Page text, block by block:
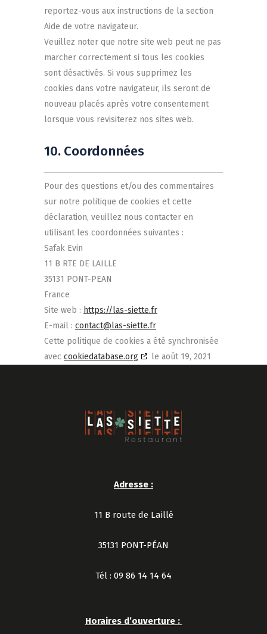
reportez-vous aux instructions de la section
Aide de votre navigateur.
Veuillez noter que notre site web peut ne pas
marcher correctement si tous les cookies
sont désactivés. Si vous supprimez les
cookies dans votre navigateur, ils seront de
nouveau placés après votre consentement
lorsque vous revisiterez nos sites web.
10. Coordonnées
Pour des questions et/ou des commentaires
sur notre politique de cookies et cette
déclaration, veuillez nous contacter en
utilisant les coordonnées suivantes :
Safak Evin
11 B RTE DE LAILLE
35131 PONT-PEAN
France
Site web : https://las-siette.fr
E-mail : contact@las-siette.fr
Cette politique de cookies a été synchronisée
avec cookiedatabase.org le août 19, 2021
Adresse :
11 B route de Laillé
35131 PONT-PÉAN
Tél : 09 86 14 14 64
Horaires d’ouverture :